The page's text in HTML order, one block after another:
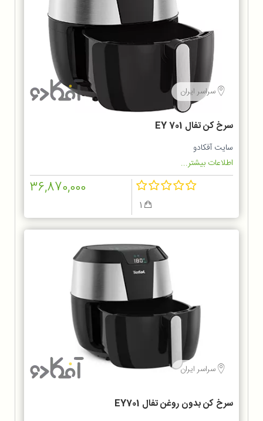
سراسر ایران
سرخ كن تفال EY 701
سایت آفکادو
اطلاعات بیشتر...
36,870,000
سراسر ایران
سرخ کن بدون روغن تفال EY701